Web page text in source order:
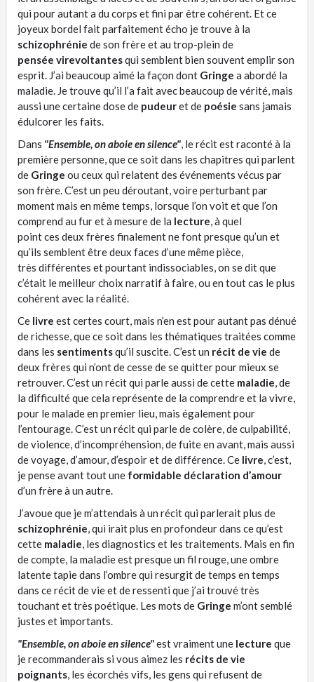
qui pour autant a du corps et fini par être cohérent. Et ce
joyeux bordel fait parfaitementécho jetrouve à la
schizophrénie de son frère et au trop-plein de
pensée virevoltantesqui semblent bien souvent emplir son
esprit. J’ai beaucoup aimé la façon dont Gringe a abordé la
maladie. Je trouve qu’il l’a fait avec beaucoup de vérité, mais
aussi une certaine dose de pudeuret de poésie sans jamais
édulcorer les faits.
Dans "Ensemble, on aboie en silence" , le récit est raconté à la
première personne, que ce soit dans les chapitres qui parlent
de Gringe ou ceux qui relatent des événements vécus par
son frère. C’est un peu déroutant, voire perturbant par
moment mais en même temps, lorsque l’on voit et que l’on
comprend au fur et à mesure de la lecture , à quel
pointces deux frères finalement ne font presque qu’un et
qu’ils semblent être deux faces d’une même pièce,
très différentes et pourtant indissociables, on se dit que
c’était le meilleur choix narratif à faire, ou en tout cas le plus
cohérent avec la réalité.
Ce livre est certes court, mais n’en est pour autant pas dénué
de richesse, que ce soit dans les thématiques traitées comme
dans les sentimentsqu’il suscite. C’est un récit de vie de
deux frères qui n’ont de cesse de se quitter pour mieux se
retrouver. C’est un récit qui parle aussi de cette maladie , de
la difficulté que cela représente de la comprendre et la vivre,
pour le malade en premier lieu, mais également pour
l’entourage. C’est un récit qui parle de colère, de culpabilité,
de violence, d’incompréhension, de fuite en avant, mais aussi
de voyage, d’amour, d’espoir et de différence. Ce livre , c’est,
je pense avant tout une formidable déclaration d’amour
d’un frère à un autre.
J’avoue que je m’attendais à un récit qui parlerait plus de
schizophrénie , qui irait plus en profondeur dans ce qu’est
cette maladie , les diagnostics et les traitements. Mais en fin
de compte, la maladie est presque un fil rouge, une ombre
latente tapie dans l’ombre qui resurgit de temps en temps
dans ce récit de vie et de ressenti que j’ai trouvé très
touchant et très poétique. Les mots de Gringe m’ont semblé
justes et importants.
"Ensemble, on aboie en silence"est vraiment une lecture que
jerecommanderais si vous aimez les récits de vie
poignants , les écorchés vifs, les gens qui refusent de